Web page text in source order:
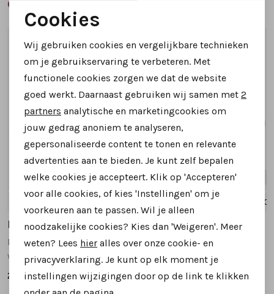
/2
Nieuw
Floris van Bommel
Fygi 02.00 SFW-10175 veterboots bruin
wijdte G
269,95
1/2
38.5 39 40
Floris van Bommel
wijdte G
229,95
Noodzakelijke cookies
Personalisatie cookies
Analytische cookies
Marketing cookies
Cookies
Wij gebruiken cookies en vergelijkbare technieken
om je gebruikservaring te verbeteren. Met
functionele cookies zorgen we dat de website
goed werkt. Daarnaast gebruiken wij samen met 2
partners analytische en marketingcookies om
jouw gedrag anoniem te analyseren,
gepersonaliseerde content te tonen en relevante
advertenties aan te bieden. Je kunt zelf bepalen
welke cookies je accepteert. Klik op 'Accepteren'
voor alle cookies, of kies 'Instellingen' om je
voorkeuren aan te passen. Wil je alleen
noodzakelijke cookies? Kies dan 'Weigeren'. Meer
weten? Lees hier alles over onze cookie- en
privacyverklaring. Je kunt op elk moment je
instellingen wijzigingen door op de link te klikken